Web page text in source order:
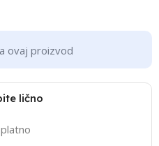
ovaj proizvod
lično